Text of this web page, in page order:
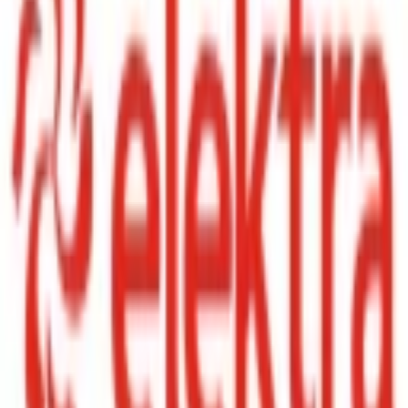
Detalles del cupón
Gabinetes, estantes, organizadores t más con Hasta 35% de
descuento Desde $50 semanales con Préstamo Elektra
Términos y condiciones
Aplican términos y condiciones a consultar en el sitio web del
establecimiento.
Este cupón ha expirado
Obtener cupón
Al hacer clic serás redirigido a la tienda para aplicar el cupón
¿Quieres enterarte de los nuevos cupones de
Elektra ?
Suscríbete para recibir emails cuando encontremos nuevos cupones
disponibles.
No te enviaremos otros emails, ni compartiremos tus datos con